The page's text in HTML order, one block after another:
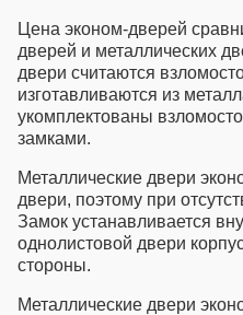
запрашивать
или
менеджеров в
замками, так и
Эксклюизивные
элементами -
мощным
Цена эконом-дверей
дверей и металлических
двери считаются
изготавливаются из
укомплектованы
замками.
Металлические двери
двери, поэтому при
Замок устанавливается
однолистовой двери
стороны.
Металлические двери